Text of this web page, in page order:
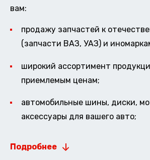
вам:
продажу запчастей к
(запчасти ВАЗ, УАЗ) и
широкий ассортимент
приемлемым ценам;
автомобильные шины, диски,
аксессуары для вашего авто;
Подробнее